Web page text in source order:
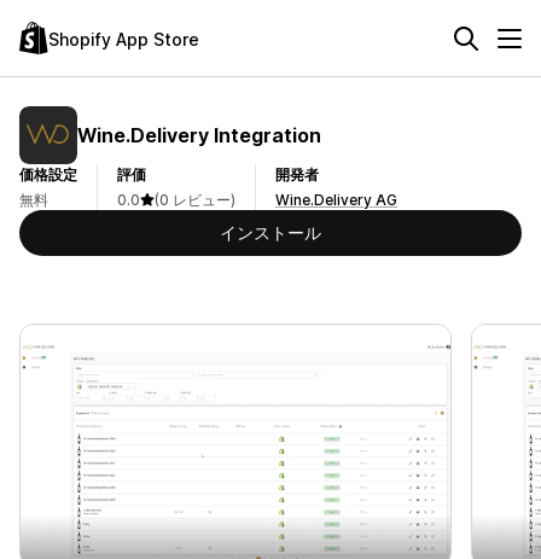
Shopify App Store
Wine.Delivery Integration
価格設定
無料
評価
0.0
(0 レビュー)
開発者
Wine.Delivery AG
インストール